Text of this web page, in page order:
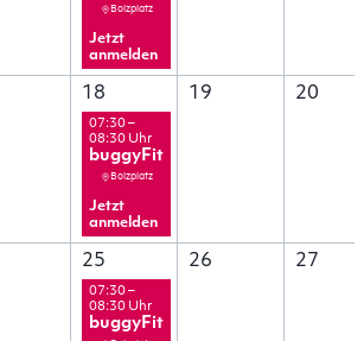
Bolzplatz
Jetzt
anmelden
18
07:30 –
08:30 Uhr
buggyFit
Bolzplatz
Jetzt
anmelden
19 20
25
07:30 –
08:30 Uhr
buggyFit
26 27